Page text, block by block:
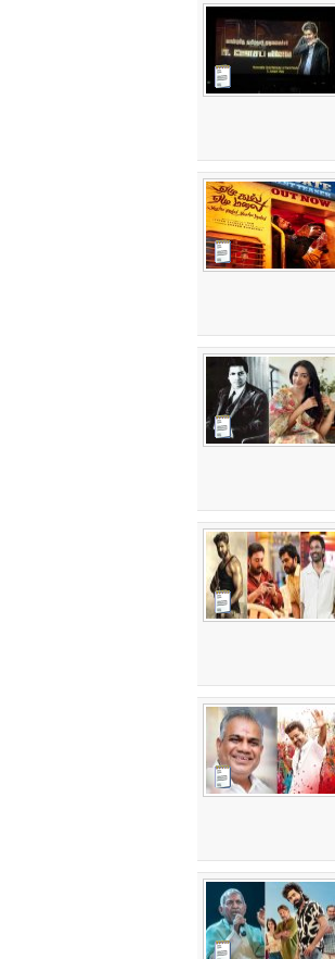
NewsIcon
NewsIcon
NewsIcon
NewsIcon
NewsIcon
NewsIcon